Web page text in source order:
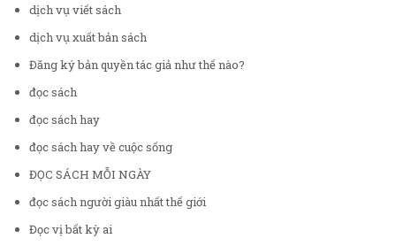
dịch vụ viết sách
dịch vụ xuất bản sách
Đăng ký bản quyền tác giả như thế nào?
đọc sách
đọc sách hay
đọc sách hay về cuộc sống
ĐỌC SÁCH MỖI NGÀY
đọc sách người giàu nhất thế giới
Đọc vị bất kỳ ai